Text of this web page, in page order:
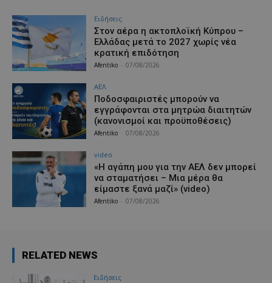
Ειδήσεις
Στον αέρα η ακτοπλοϊκή Κύπρου –
Ελλάδας μετά το 2027 χωρίς νέα
κρατική επιδότηση
Afentiko 07/08/2026
ΑΕΛ
Ποδοσφαιριστές μπορούν να
εγγράφονται στα μητρώα διαιτητών
(κανονισμοί και προϋποθέσεις)
Afentiko 07/08/2026
video
«Η αγάπη μου για την ΑΕΛ δεν μπορεί
να σταματήσει – Μια μέρα θα
είμαστε ξανά μαζί» (video)
Afentiko 07/08/2026
RELATED NEWS
Ειδήσεις